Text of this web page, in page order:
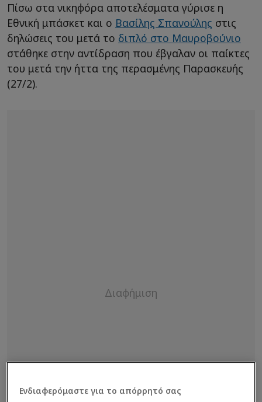
Πίσω στα νικηφόρα αποτελέσματα γύρισε η
Εθνική μπάσκετ και ο Βασίλης Σπανούλης στις
δηλώσεις του μετά το διπλό στο Μαυροβούνιο
στάθηκε στην αντίδραση που έβγαλαν οι παίκτες
του μετά την ήττα της περασμένης Παρασκευής
(27/2).
Ενδιαφερόμαστε για το απόρρητό σας